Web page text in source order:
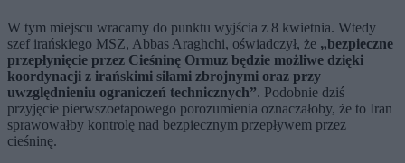
W tym miejscu wracamy do punktu wyjścia z 8 kwietnia. Wtedy
szef irańskiego MSZ, Abbas Araghchi, oświadczył, że „bezpieczne
przepłynięcie przez Cieśninę Ormuz będzie możliwe dzięki
koordynacji z irańskimi siłami zbrojnymi oraz przy
uwzględnieniu ograniczeń technicznych”. Podobnie dziś
przyjęcie pierwszoetapowego porozumienia oznaczałoby, że to Iran
sprawowałby kontrolę nad bezpiecznym przepływem przez
cieśninę.